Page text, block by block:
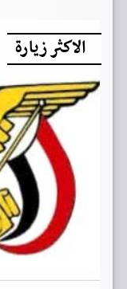
الاكثر زيارة